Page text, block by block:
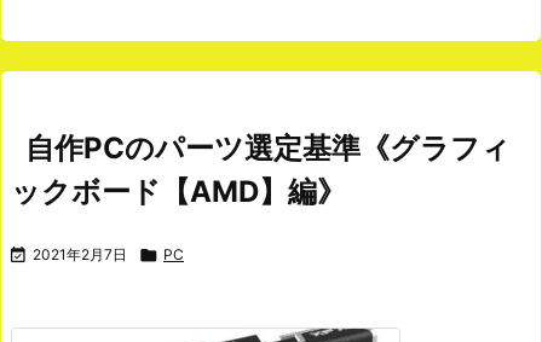
自作PCのパーツ選定基準《グラフィ
ックボード【AMD】編》
 2021年2月7日  PC